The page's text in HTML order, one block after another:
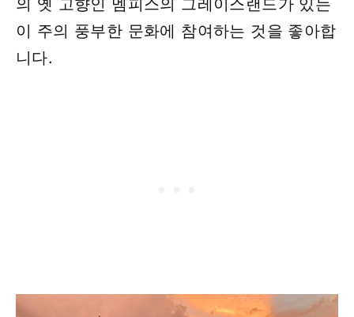
이 주의 풍부한 문화에 참여하는 것을 좋아합
니다.